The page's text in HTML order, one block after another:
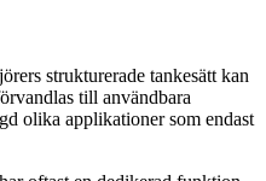
strukturerade tankesätt kan
till användbara
olika applikationer som endast